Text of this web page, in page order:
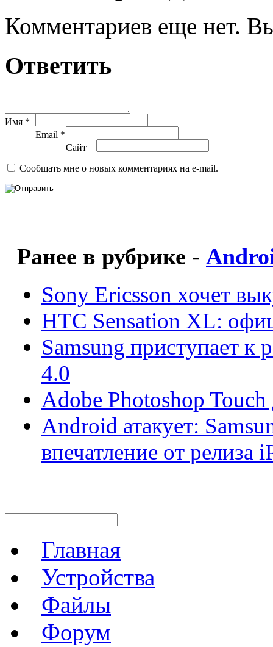
Комментариев еще нет.
Ответить
Имя *
Email *
Сайт
Сообщать мне о новых комментариях на e-mail.
Ранее в рубрике -
Sony Ericsson хочет
HTC Sensation XL:
Samsung приступает к
4.0
Adobe Photoshop
Android атакует:
впечатление от релиза
Главная
Устройства
Файлы
Форум